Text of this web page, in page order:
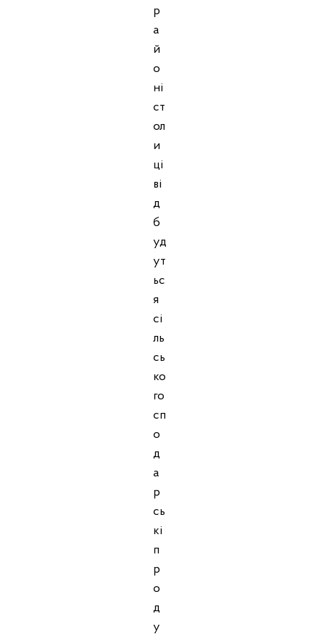
р
а
й
о
ні
ст
ол
и
ці
ві
д
б
уд
ут
ьс
я
сі
ль
сь
ко
го
сп
о
д
а
р
сь
кі
п
р
о
д
у